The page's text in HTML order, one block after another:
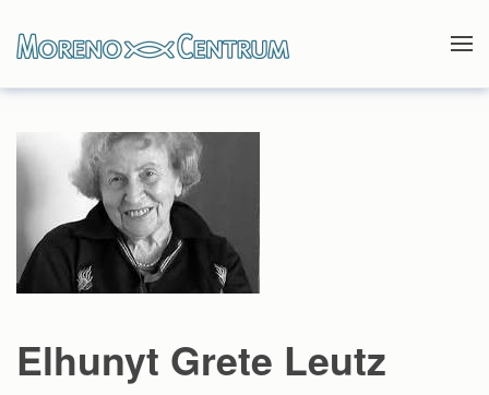
Skip to main content
Elhunyt Grete Leutz